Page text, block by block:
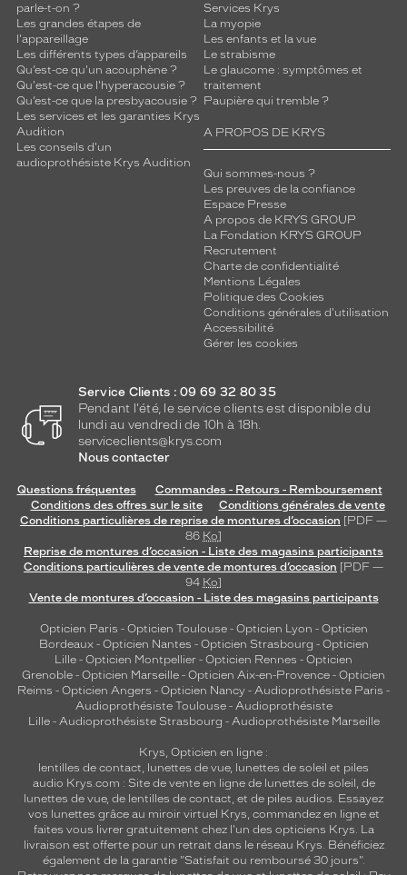
parle-t-on ?
Les grandes étapes de
l'appareillage
Les différents types d’appareils
Qu’est-ce qu'un acouphène ?
Qu'est-ce que l'hyperacousie ?
Qu’est-ce que la presbyacousie ?
Les services et les garanties Krys
Audition
Les conseils d'un
audioprothésiste Krys Audition
Services Krys
La myopie
Les enfants et la vue
Le strabisme
Le glaucome : symptômes et
traitement
Paupière qui tremble ?
A PROPOS DE KRYS
Qui sommes-nous ?
Les preuves de la confiance
Espace Presse
A propos de KRYS GROUP
La Fondation KRYS GROUP
Recrutement
Charte de confidentialité
Mentions Légales
Politique des Cookies
Conditions générales d'utilisation
Accessibilité
Gérer les cookies
Service Clients : 09 69 32 80 35
Pendant l'été, le service clients est disponible du
lundi au vendredi de 10h à 18h.
serviceclients@krys.com
Nous contacter
Questions fréquentes
Commandes - Retours - Remboursement
Conditions des offres sur le site
Conditions générales de vente
Conditions particulières de reprise de montures d’occasion [PDF —
86 Ko]
Reprise de montures d’occasion - Liste des magasins participants
Conditions particulières de vente de montures d’occasion [PDF —
94 Ko]
Vente de montures d’occasion - Liste des magasins participants
Opticien Paris - Opticien Toulouse- Opticien Lyon - Opticien
Bordeaux- Opticien Nantes - Opticien Strasbourg - Opticien
Lille - Opticien Montpellier - Opticien Rennes - Opticien
Grenoble - Opticien Marseille - Opticien Aix-en-Provence - Opticien
Reims - Opticien Angers - Opticien Nancy - Audioprothésiste Paris -
Audioprothésiste Toulouse- Audioprothésiste
Lille- Audioprothésiste Strasbourg - Audioprothésiste Marseille
Krys, Opticien en ligne :
lentilles de contact, lunettes de vue, lunettes de soleil et piles
audio Krys.com : Site de vente en ligne de lunettes de soleil, de
lunettes de vue, de lentilles de contact, et de piles audios. Essayez
vos lunettes grâce au miroir virtuel Krys, commandez en ligne et
faites vous livrer gratuitement chez l'un des opticiens Krys. La
livraison est offerte pour un retrait dans le réseau Krys. Bénéficiez
également de la garantie "Satisfait ou remboursé 30 jours".